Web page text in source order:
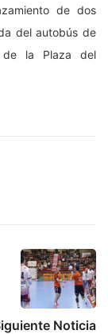
de dos
del autobús de
la Plaza del
Noticia